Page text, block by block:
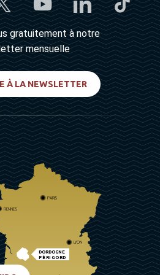
gratuitement à notre
mensuelle
À LA NEWSLETTER
DORDOGNE
PÉRIGORD
PARIS
RENNES
LYON